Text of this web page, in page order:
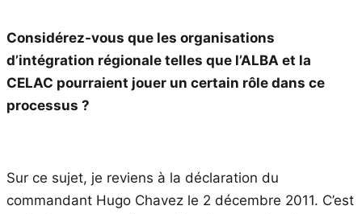
Considérez-vous que les organisations
d’intégration régionale telles que l’ALBA et la
CELAC pourraient jouer un certain rôle dans ce
processus ?
Sur ce sujet, je reviens à la déclaration du
commandant Hugo Chavez le 2 décembre 2011. C’est